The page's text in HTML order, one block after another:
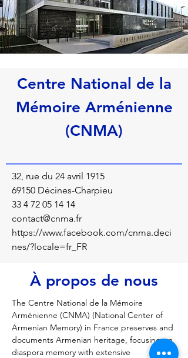
Centre National de la
Mémoire Arménienne
(CNMA)
32, rue du 24 avril 1915
69150 Décines-Charpieu
33 4 72 05 14 14
contact@cnma.fr
https://www.facebook.com/cnma.deci
nes/?locale=fr_FR
À propos de nous
The Centre National de la Mémoire
Arménienne (CNMA) (National Center of
Armenian Memory) in France preserves and
documents Armenian heritage, focusing on
diaspora memory with extensive